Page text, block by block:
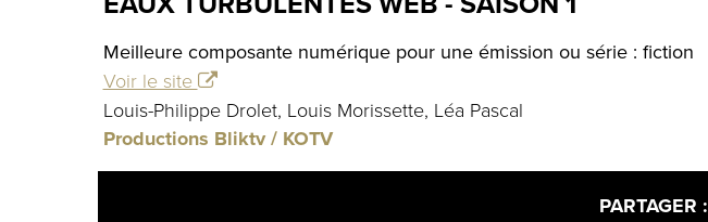
Meilleure composante numérique pour une émission ou série : fiction
Voir le site
Louis-Philippe Drolet, Louis Morissette, Léa Pascal
Productions Bliktv / KOTV
PARTAGER :